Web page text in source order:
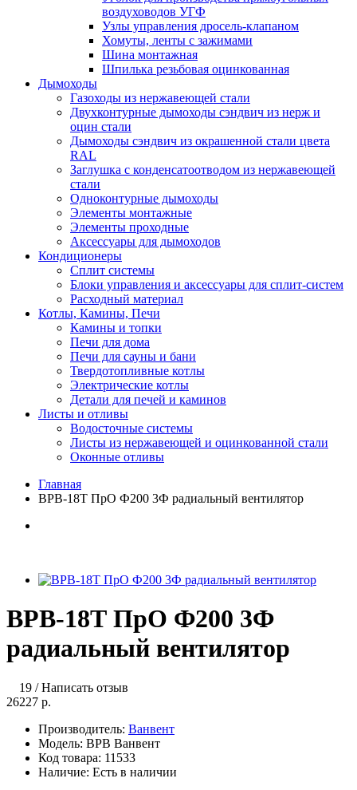
воздуховодов УГФ
Узлы управления дросель-клапаном
Хомуты, ленты с зажимами
Шина монтажная
Шпилька резьбовая оцинкованная
Дымоходы
Газоходы из нержавеющей стали
Двухконтурные дымоходы сэндвич из нерж и
оцин стали
Дымоходы сэндвич из окрашенной стали цвета
RAL
Заглушка с конденсатоотводом из нержавеющей
стали
Одноконтурные дымоходы
Элементы монтажные
Элементы проходные
Аксессуары для дымоходов
Кондиционеры
Сплит системы
Блоки управления и аксессуары для сплит-систем
Расходный материал
Котлы, Камины, Печи
Камины и топки
Печи для дома
Печи для сауны и бани
Твердотопливные котлы
Электрические котлы
Детали для печей и каминов
Листы и отливы
Водосточные системы
Листы из нержавеющей и оцинкованной стали
Оконные отливы
Главная
ВРВ-18Т ПрО Ф200 3Ф радиальный вентилятор
ВРВ-18Т ПрО Ф200 3Ф
радиальный вентилятор
19 /Написать отзыв
26227 р.
Производитель: Ванвент
Модель: ВРВ Ванвент
Код товара: 11533
Наличие: Есть в наличии